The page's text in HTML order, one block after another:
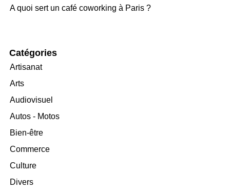
A quoi sert un café coworking à Paris ?
Catégories
Artisanat
Arts
Audiovisuel
Autos - Motos
Bien-être
Commerce
Culture
Divers